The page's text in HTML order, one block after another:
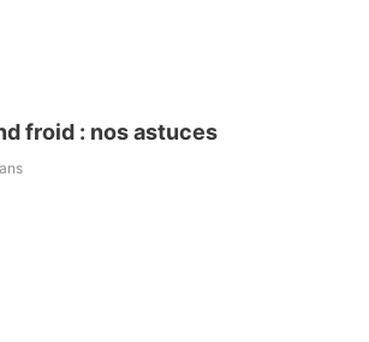
froid : nos astuces